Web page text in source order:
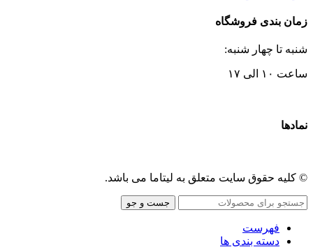
زمان بندی فروشگاه
شنبه تا چهار شنبه:
ساعت ۱۰ الی ۱۷
نمادها
© کلیه حقوق سایت متعلق به لیتاما می باشد.
جست و جو
فهرست
دسته بندی ها